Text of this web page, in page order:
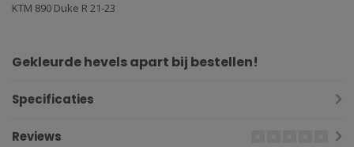
KTM 890 Duke R 21-23
Gekleurde hevels apart bij bestellen!
Specificaties
Reviews